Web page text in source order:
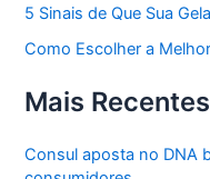
5 Sinais de Que Sua
Como Escolher a
Mais Recentes
Consul aposta no DNA